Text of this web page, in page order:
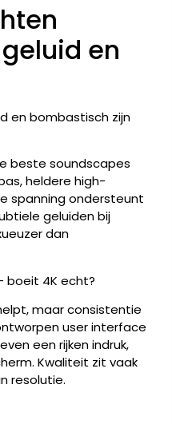
en
en bombastisch zijn
beste soundscapes
heldere high-
spanning ondersteunt
geluiden bij
dan
boeit 4K echt?
maar consistentie
user interface
een rijken indruk,
Kwaliteit zit vaak
resolutie.